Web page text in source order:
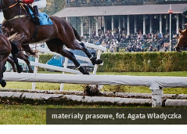
materiały prasowe, fot. Agata Władyczka